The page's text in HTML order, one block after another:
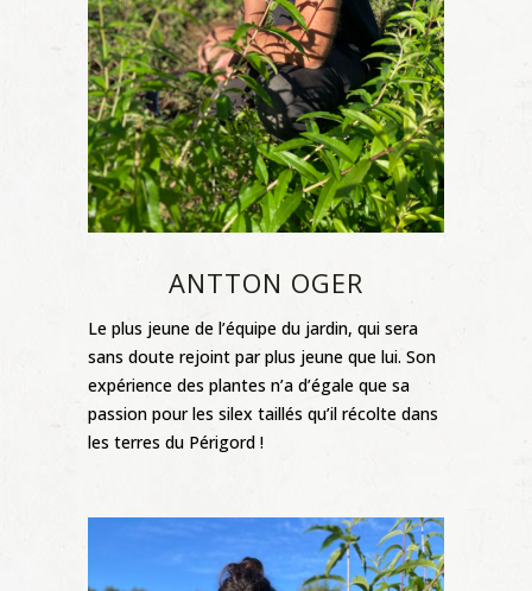
ANTTON OGER
Le plus jeune de l’équipe du jardin, qui sera
sans doute rejoint par plus jeune que lui. Son
expérience des plantes n’a d’égale que sa
passion pour les silex taillés qu’il récolte dans
les terres du Périgord !